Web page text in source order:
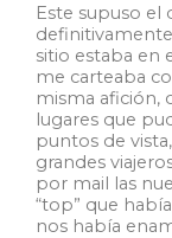
Este supuso
sitio estaba en
me carteaba
misma afición,
lugares que
puntos de
grandes
por mail las
“top” que
nos había